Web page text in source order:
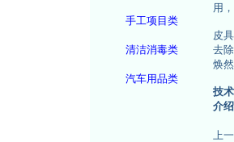
手工项目类
清洁消毒类
汽车用品类
用
皮
去
焕然
技
介
上